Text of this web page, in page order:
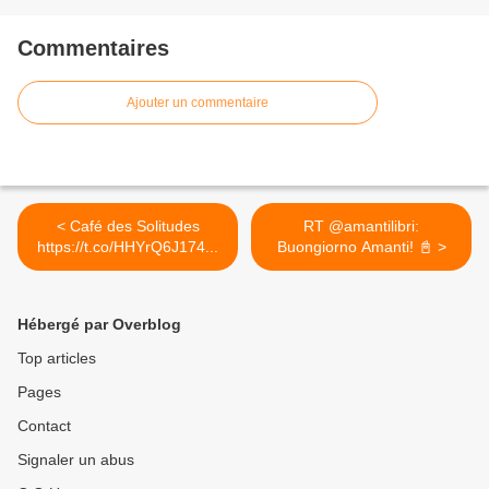
Commentaires
Ajouter un commentaire
< Café des Solitudes
https://t.co/HHYrQ6J174...
RT @amantilibri:
Buongiorno Amanti! 📓 >
Hébergé par Overblog
Top articles
Pages
Contact
Signaler un abus